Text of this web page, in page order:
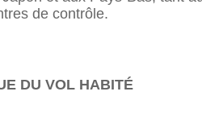
de contrôle.
DU VOL HABITÉ